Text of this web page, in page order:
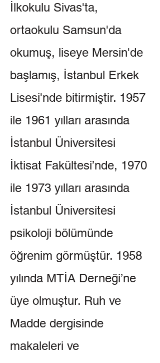
İlkokulu Sivas'ta,
ortaokulu Samsun'da
okumuş, liseye Mersin'de
başlamış, İstanbul Erkek
Lisesi'nde bitirmiştir. 1957
ile 1961 yılları arasında
İstanbul Üniversitesi
İktisat Fakültesi’nde, 1970
ile 1973 yılları arasında
İstanbul Üniversitesi
psikoloji bölümünde
öğrenim görmüştür. 1958
yılında MTİA Derneği’ne
üye olmuştur. Ruh ve
Madde dergisinde
makaleleri ve